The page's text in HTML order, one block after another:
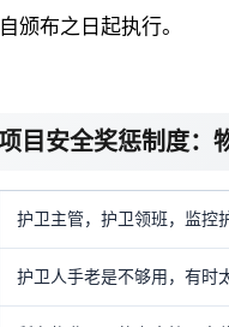
颁布之日起执行。
目安全奖惩制度：
护卫主管，护卫领班，监控
护卫人手老是不够用，有时